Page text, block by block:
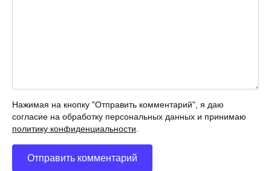
Нажимая на кнопку "Отправить комментарий", я даю
согласие на обработку персональных данных и принимаю
политику конфиденциальности.